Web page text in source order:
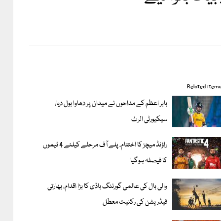
Related items
بابر اعظم کے مداحوں نے میدان پر دھاوا بول دیا،
سیکیورٹی الرٹ
راؤنڈ میچز کا اختتام، پلے آف مرحلے کیلئے 4 ٹیموں
کا فیصلہ ہوگیا
والی بال کی عالمی گورننگ باڈی کا بڑا اقدام، بھارتی
فیڈریشن کی رکنیت معطل